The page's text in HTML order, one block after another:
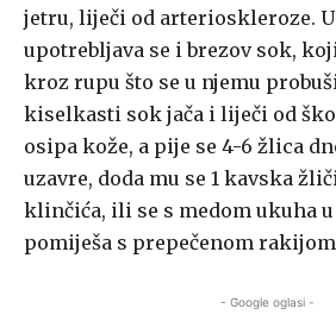
jetru, liječi od arterioskleroze.
upotrebljava se i brezov sok,
kroz rupu što se u njemu
kiselkasti sok jača i liječi od
osipa kože, a pije se 4-6 žlica
uzavre, doda mu se 1 kavska
klinčića, ili se s medom ukuha
pomiješa s prepečenom
- Google oglasi -